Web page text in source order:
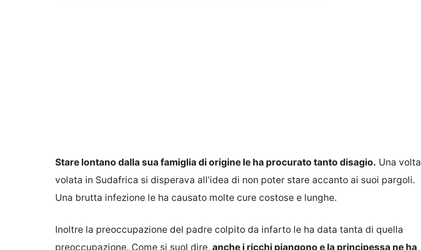
Stare lontano dalla sua famiglia di origine le ha procurato tanto disagio. Una volta
volata in Sudafrica si disperava all’idea di non poter stare accanto ai suoi pargoli.
Una brutta infezione le ha causato molte cure costose e lunghe.
Inoltre la preoccupazione del padre colpito da infarto le ha data tanta di quella
preoccupazione. Come si suol dire, anche i ricchi piangono e la principessa ne ha